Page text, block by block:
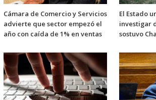
Cámara de Comercio y Servicios
advierte que sector empezó el
año con caída de 1% en ventas
El Estado
investigar
sostuvo